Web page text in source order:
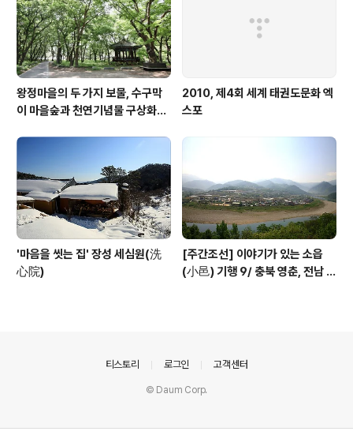
왕정마을의 두 가지 보물, 수구막
이 마을숲과 천연기념물 구상화강
2010, 제4회 세계 태권도문화 엑
스포
'마음을 씻는 집' 장성 세심원(洗
心院)
[주간조선] 이야기가 있는 소읍
(小邑) 기행 9/ 충북 영춘, 전남 곡
티스토리 로그인 고객센터
© Daum Corp.